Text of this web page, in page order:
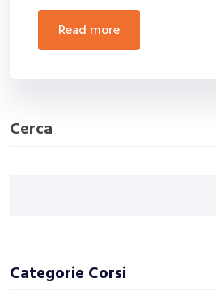
read more
Cerca
Categorie Corsi